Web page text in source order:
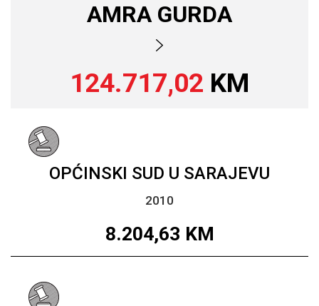
AMRA GURDA
124.717,02 KM
OPĆINSKI SUD U SARAJEVU
2010
8.204,63 KM